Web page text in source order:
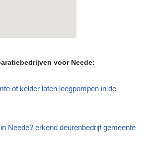
voor Neede:
of kelder laten leegpompen in de
Neede? erkend deurenbedrijf gemeente